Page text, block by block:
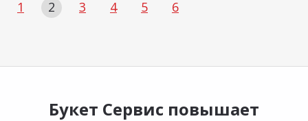
1 2 3 4 5 6
Букет Сервис повышает